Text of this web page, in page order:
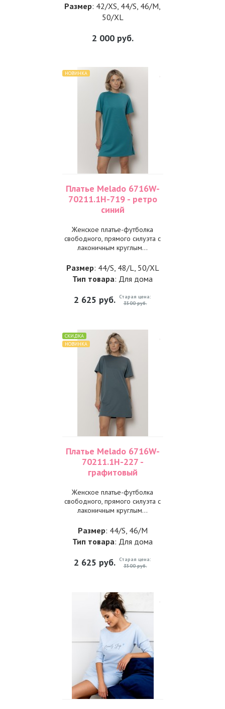
Размер: 42/XS, 44/S, 46/M,
50/XL
2 000руб.
НОВИНКА
Платье Melado 6716W-
70211.1H-719 - ретро
синий
Женское платье-футболка
свободного, прямого силуэта с
лаконичным круглым...
Размер: 44/S, 48/L, 50/XL
Тип товара: Для дома
2 625 руб. Старая цена:
3500 руб.
СКИДКА
НОВИНКА
Платье Melado 6716W-
70211.1H-227 -
графитовый
Женское платье-футболка
свободного, прямого силуэта с
лаконичным круглым...
Размер: 44/S, 46/M
Тип товара: Для дома
2 625 руб. Старая цена:
3500 руб.